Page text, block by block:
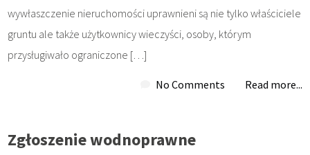
wywłaszczenie nieruchomości uprawnieni są nie tylko właściciele
gruntu ale także użytkownicy wieczyści, osoby, którym
przysługiwało ograniczone […]
No Comments Read more...
Zgłoszenie wodnoprawne